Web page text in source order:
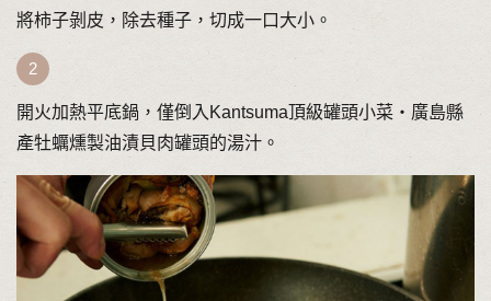
將柿子剝皮，除去種子，切成一口大小。
開火加熱平底鍋，僅倒入Kantsuma頂級罐頭小菜‧廣島縣
產牡蠣燻製油漬貝肉罐頭的湯汁。